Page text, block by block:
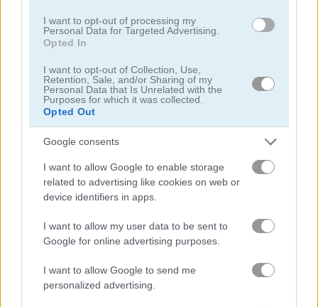
I want to opt-out of processing my
Personal Data for Targeted Advertising.
Opted In
I want to opt-out of Collection, Use,
Retention, Sale, and/or Sharing of my
Personal Data that Is Unrelated with the
Purposes for which it was collected.
Opted Out
Google consents
I want to allow Google to enable storage
related to advertising like cookies on web or
device identifiers in apps.
I want to allow my user data to be sent to
Google for online advertising purposes.
I want to allow Google to send me
personalized advertising.
Emoji Fun
Danh mục liên quan
2048
khối
trái cây
hợp nhất
câu đố